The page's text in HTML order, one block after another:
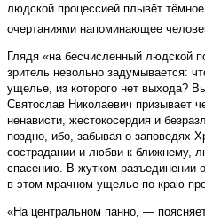
людской процессией плывёт
очертаниями напоминающее
Глядя «на бесчисленный людской
зритель невольно задумывается:
ущелье, из которого нет выхода?
Святослав Николаевич призывает
ненависти, жестокосердия и
поздно, ибо, забывая о заповедях
сострадании и любви к ближнему,
спасению. В жутком разъединении
в этом мрачном ущелье по краю
«На центральном панно, —